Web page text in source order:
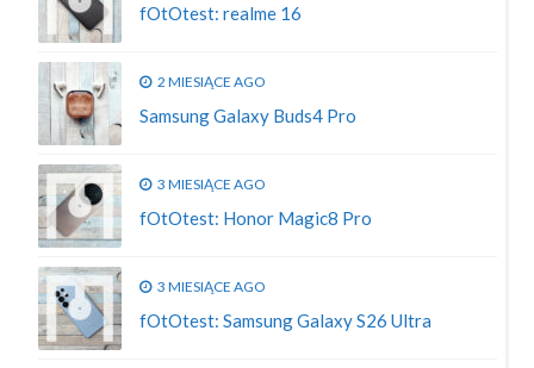
fOtOtest: realme 16
2 MIESIĄCE AGO
Samsung Galaxy Buds4 Pro
3 MIESIĄCE AGO
fOtOtest: Honor Magic8 Pro
3 MIESIĄCE AGO
fOtOtest: Samsung Galaxy S26 Ultra